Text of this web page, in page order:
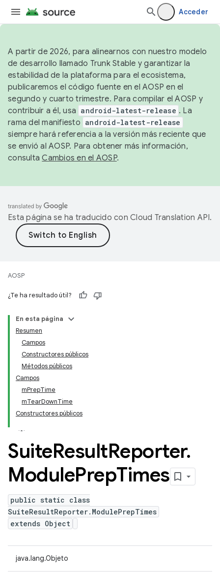
Acceder
A partir de 2026, para alinearnos con nuestro modelo
de desarrollo llamado Trunk Stable y garantizar la
estabilidad de la plataforma para el ecosistema,
publicaremos el código fuente en el AOSP en el
segundo y cuarto trimestre. Para compilar el AOSP y
contribuir a él, usa android-latest-release . La
rama del manifiesto android-latest-release
siempre hará referencia a la versión más reciente que
se envió al AOSP. Para obtener más información,
consultaCambios en el AOSP.
Esta página se ha traducido con Cloud Translation API.
AOSP
¿Te ha resultado útil?
En esta página
Resumen
Campos
Constructores públicos
Métodos públicos
Campos
mPrepTime
mTearDownTime
Constructores públicos
SuiteResultReporter.
ModulePrepTimes
public static class
SuiteResultReporter.ModulePrepTimes
extends Object
java.lang.Objeto